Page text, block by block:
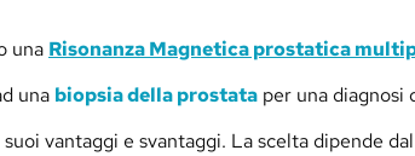
una Risonanza Magnetica prostatica
una biopsia della prostata per una diagnosi
suoi vantaggi e svantaggi. La scelta dipende